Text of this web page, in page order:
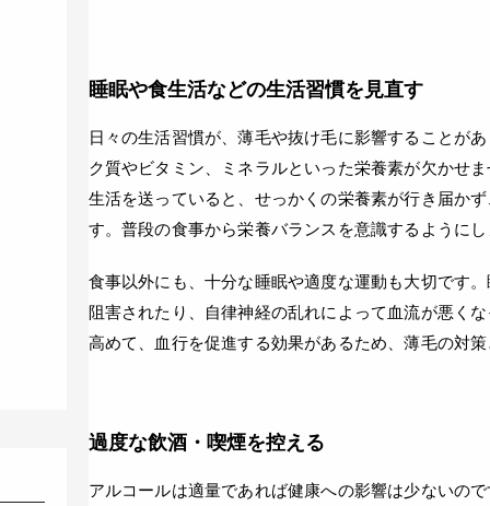
睡眠や食生活などの生活習慣を見直す
日々の生活習慣が、薄毛や抜け毛に影響することが
ク質やビタミン、ミネラルといった栄養素が欠かせ
生活を送っていると、せっかくの栄養素が行き届か
す。普段の食事から栄養バランスを意識するように
食事以外にも、十分な睡眠や適度な運動も大切です
阻害されたり、自律神経の乱れによって血流が悪く
高めて、血行を促進する効果があるため、薄毛の対
過度な飲酒・喫煙を控える
アルコールは適量であれば健康への影響は少ないの